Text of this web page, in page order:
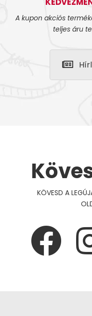
A kupon akciós
teljes áru
KÖVESD A